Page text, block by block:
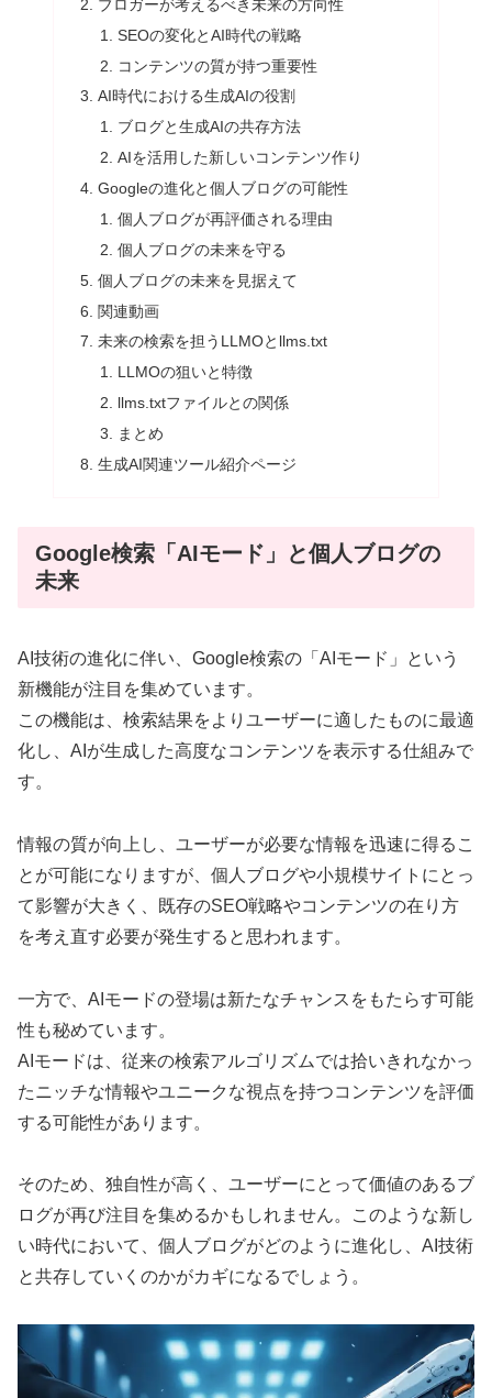
ブロガーが考えるべき未来の方向性
SEOの変化とAI時代の戦略
コンテンツの質が持つ重要性
AI時代における生成AIの役割
ブログと生成AIの共存方法
AIを活用した新しいコンテンツ作り
Googleの進化と個人ブログの可能性
個人ブログが再評価される理由
個人ブログの未来を守る
個人ブログの未来を見据えて
関連動画
未来の検索を担うLLMOとllms.txt
LLMOの狙いと特徴
llms.txtファイルとの関係
まとめ
生成AI関連ツール紹介ページ
Google検索「AIモード」と個人ブログの
未来
AI技術の進化に伴い、Google検索の「AIモード」という
新機能が注目を集めています。
この機能は、検索結果をよりユーザーに適したものに最適
化し、AIが生成した高度なコンテンツを表示する仕組みで
す。
情報の質が向上し、ユーザーが必要な情報を迅速に得るこ
とが可能になりますが、個人ブログや小規模サイトにとっ
て影響が大きく、既存のSEO戦略やコンテンツの在り方
を考え直す必要が発生すると思われます。
一方で、AIモードの登場は新たなチャンスをもたらす可能
性も秘めています。
AIモードは、従来の検索アルゴリズムでは拾いきれなかっ
たニッチな情報やユニークな視点を持つコンテンツを評価
する可能性があります。
そのため、独自性が高く、ユーザーにとって価値のあるブ
ログが再び注目を集めるかもしれません。このような新し
い時代において、個人ブログがどのように進化し、AI技術
と共存していくのかがカギになるでしょう。